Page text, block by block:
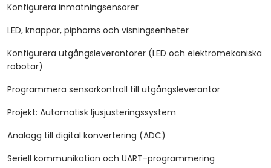
Konfigurera inmatningsensorer
LED, knappar, piphorns och visningsenheter
Konfigurera utgångsleverantörer (LED och elektromekaniska
robotar)
Programmera sensorkontroll till utgångsleverantör
Projekt: Automatisk ljusjusteringssystem
Analogg till digital konvertering (ADC)
Seriell kommunikation och UART-programmering